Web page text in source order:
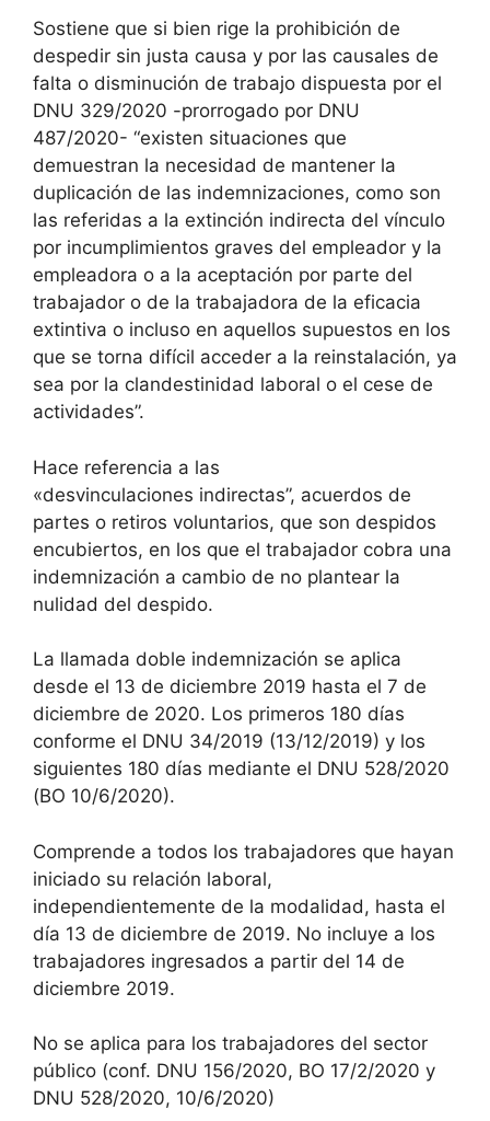
Sostiene que si bien rige la prohibición de
despedir sin justa causa y por las causales de
falta o disminución de trabajo dispuesta por el
DNU 329/2020 -prorrogado por DNU
487/2020- “existen situaciones que
demuestran la necesidad de mantener la
duplicación de las indemnizaciones, como son
las referidas a la extinción indirecta del vínculo
por incumplimientos graves del empleador y la
empleadora o a la aceptación por parte del
trabajador o de la trabajadora de la eficacia
extintiva o incluso en aquellos supuestos en los
que se torna difícil acceder a la reinstalación, ya
sea por la clandestinidad laboral o el cese de
actividades”.
Hace referencia a las
«desvinculaciones indirectas”, acuerdos de
partes o retiros voluntarios, que son despidos
encubiertos, en los que el trabajador cobra una
indemnización a cambio de no plantear la
nulidad del despido.
La llamada doble indemnización se aplica
desde el 13 de diciembre 2019 hasta el 7 de
diciembre de 2020. Los primeros 180 días
conforme el DNU 34/2019 (13/12/2019) y los
siguientes 180 días mediante el DNU 528/2020
(BO 10/6/2020).
Comprende a todos los trabajadores que hayan
iniciado su relación laboral,
independientemente de la modalidad, hasta el
día 13 de diciembre de 2019. No incluye a los
trabajadores ingresados a partir del 14 de
diciembre 2019.
No se aplica para los trabajadores del sector
público (conf. DNU 156/2020, BO 17/2/2020 y
DNU 528/2020, 10/6/2020)